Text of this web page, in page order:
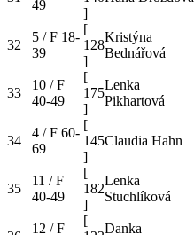
49
]
32
5 / F 18-
39
[
128
]
Kristýna
Bednářová
33
10 / F
40-49
[
175
]
Lenka
Pikhartová
34
4 / F 60-
69
[
145
]
Claudia Hahn
35
11 / F
40-49
[
182
]
Lenka
Stuchlíková
12 / F
[
Danka